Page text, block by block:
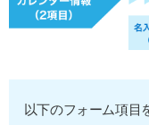
以下のフォーム項目